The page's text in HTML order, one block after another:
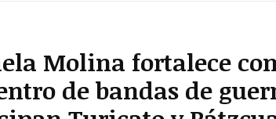
Molina fortalece
de bandas de